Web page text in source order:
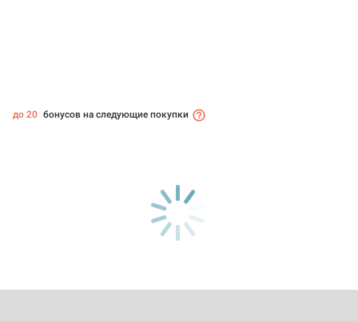
до 20 бонусов на следующие покупки